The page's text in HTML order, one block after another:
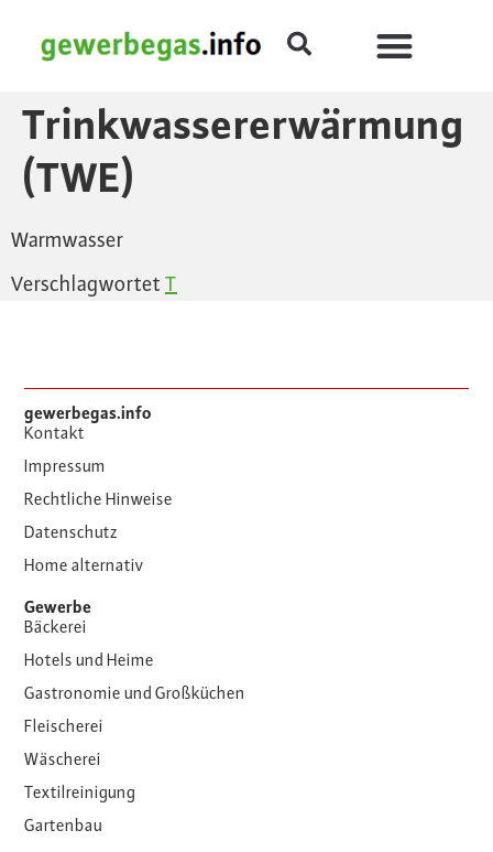
Trinkwassererwärmung
(TWE)
Warmwasser
Verschlagwortet T
gewerbegas.info
Kontakt
Impressum
Rechtliche Hinweise
Datenschutz
Home alternativ
Gewerbe
Bäckerei
Hotels und Heime
Gastronomie und Großküchen
Fleischerei
Wäscherei
Textilreinigung
Gartenbau